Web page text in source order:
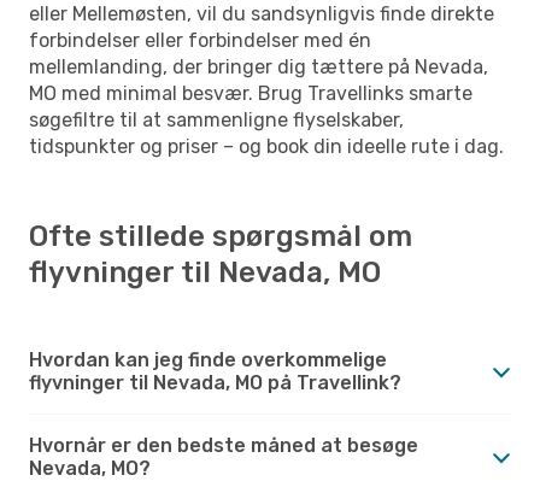
eller Mellemøsten, vil du sandsynligvis finde direkte
forbindelser eller forbindelser med én
mellemlanding, der bringer dig tættere på Nevada,
MO med minimal besvær. Brug Travellinks smarte
søgefiltre til at sammenligne flyselskaber,
tidspunkter og priser – og book din ideelle rute i dag.
Ofte stillede spørgsmål om
flyvninger til Nevada, MO
Hvordan kan jeg finde overkommelige
flyvninger til Nevada, MO på Travellink?
Hvornår er den bedste måned at besøge
Nevada, MO?